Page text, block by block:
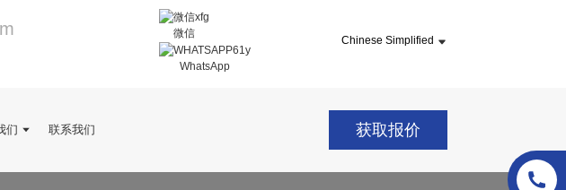
微信
WhatsApp
Chinese Simplified
们 联系我们 获取报价